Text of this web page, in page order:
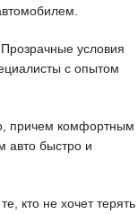
условия
с опытом
причем комфортным
авто быстро и
кто не хочет терять